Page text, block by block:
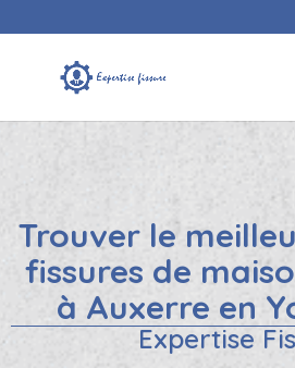
Trouver le
fissures de
à Auxerre en
Expertise